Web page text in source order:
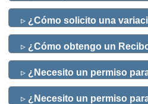
▹ ¿Cómo solicito una
▹ ¿Cómo obtengo un
▹ ¿Necesito un permiso
▹ ¿Necesito un permiso